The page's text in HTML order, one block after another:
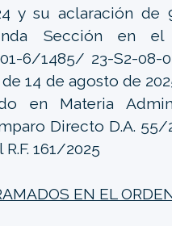
y su aclaración de
Sección en el
6/1485/ 23-S2-08-
14 de agosto de
en Materia
Directo D.A.
161/2025
EN EL